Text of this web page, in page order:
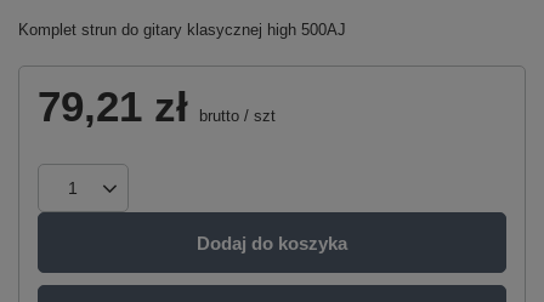
Komplet strun do gitary klasycznej high 500AJ
79,21 zł brutto / szt
Dodaj do koszyka